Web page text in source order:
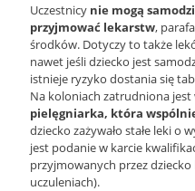
Uczestnicy nie mogą
przyjmować lekarstw,
środków. Dotyczy to także
nawet jeśli dziecko jest
istnieje ryzyko dostania się
Na koloniach zatrudniona jest
pielęgniarka, która
dziecko zażywało stałe leki o
jest podanie w karcie
przyjmowanych przez
uczuleniach).